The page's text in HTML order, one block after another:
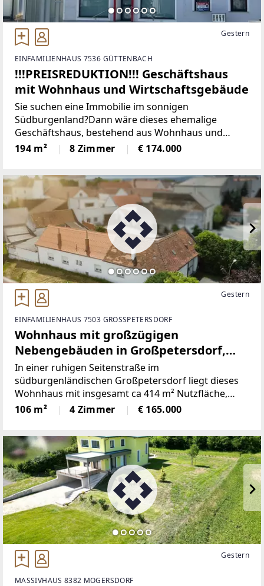
Gestern
EINFAMILIENHAUS 7536 GÜTTENBACH
!!!PREISREDUKTION!!! Geschäftshaus
mit Wohnhaus und Wirtschaftsgebäude
Sie suchen eine Immobilie im sonnigen
Südburgenland?Dann wäre dieses ehemalige
Geschäftshaus, bestehend aus Wohnhaus und
Wirtschaftsgebäude in der Golf- und
Thermenregion genau das "Richtige".Mit diesem
194 m² 8 Zimmer € 174.000
Gestern
EINFAMILIENHAUS 7503 GROSSPETERSDORF
Wohnhaus mit großzügigen
Nebengebäuden in Großpetersdorf,
Burgenland
In einer ruhigen Seitenstraße im
südburgenländischen Großpetersdorf liegt dieses
Wohnhaus mit insgesamt ca 414 m² Nutzfläche,
davon ca 106 m² Wohnfläche auf einem Grundstück
mit der Widmung Bauland-Geschäftsgebiet und
106 m² 4 Zimmer € 165.000
Gestern
MASSIVHAUS 8382 MOGERSDORF